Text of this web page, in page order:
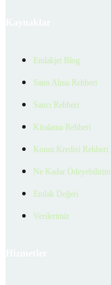
Emlakjet Blog
Satın Alma Rehberi
Satıcı Rehberi
Kiralama Rehberi
Konut Kredisi Rehberi
Ne Kadar Ödeyebilirim
Emlak Değeri
Verilerimiz